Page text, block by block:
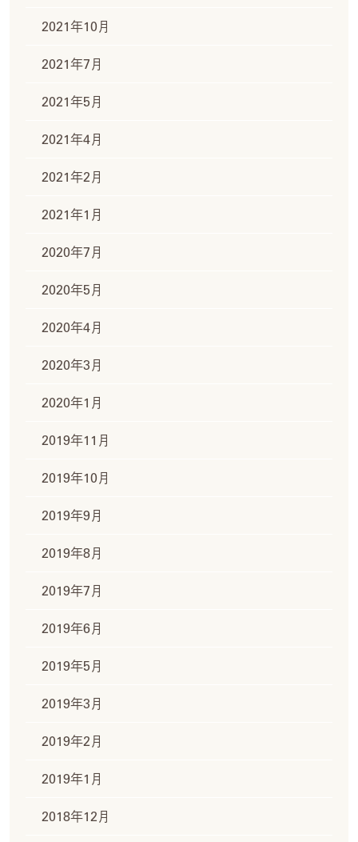
2021年10月
2021年7月
2021年5月
2021年4月
2021年2月
2021年1月
2020年7月
2020年5月
2020年4月
2020年3月
2020年1月
2019年11月
2019年10月
2019年9月
2019年8月
2019年7月
2019年6月
2019年5月
2019年3月
2019年2月
2019年1月
2018年12月